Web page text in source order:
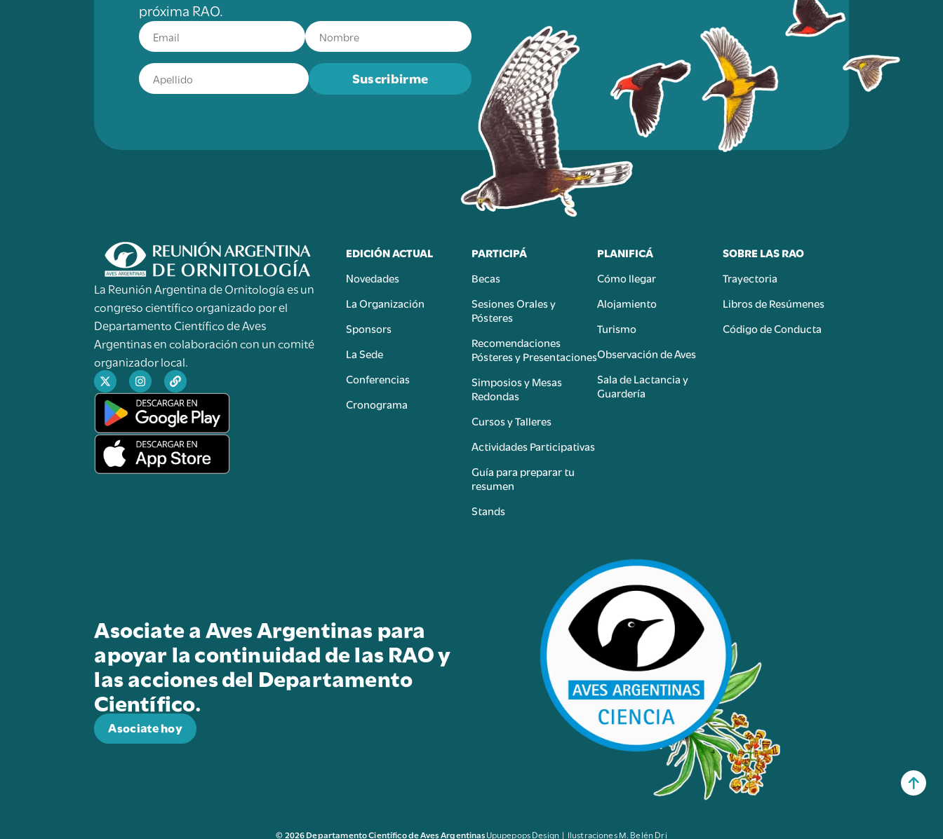
próxima RAO.
Suscribirme
La Reunión Argentina de Ornitología es un
congreso científico organizado por el
Departamento Científico de Aves
Argentinas en colaboración con un comité
organizador local.
EDICIÓN ACTUAL
Novedades
La Organización
Sponsors
La Sede
Conferencias
Cronograma
PARTICIPÁ
Becas
Sesiones Orales y
Pósteres
Recomendaciones
Pósteres y Presentaciones
Simposios y Mesas
Redondas
Cursos y Talleres
Actividades Participativas
Guía para preparar tu
resumen
Stands
PLANIFICÁ
Cómo llegar
Alojamiento
Turismo
Observación de Aves
Sala de Lactancia y
Guardería
SOBRE LAS RAO
Trayectoria
Libros de Resúmenes
Código de Conducta
Asociate a Aves Argentinas para
apoyar la continuidad de las RAO y
las acciones del Departamento
Científico.
Asociate hoy
© 2026 Departamento Científico de Aves ArgentinasUpupepops Design | Ilustraciones M. Belén Dri